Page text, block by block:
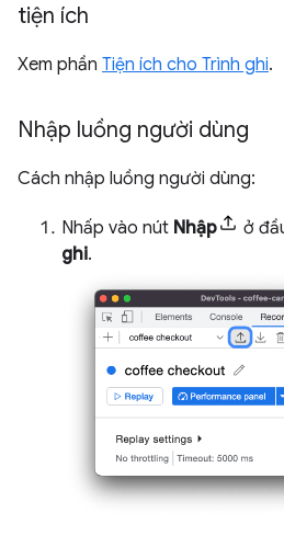
tiện ích
Xem phần Tiện ích cho Trình ghi.
Nhập luồng người dùng
Cách nhập luồng người dùng:
Nhấp vào nút Nhập ở
ghi.